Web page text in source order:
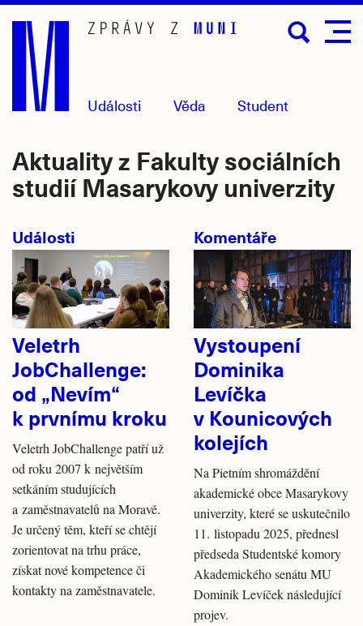
Přejít
hlavní
obsah
Události Věda Student
Aktuality z Fakulty sociálních
studií Masarykovy univerzity
Události
Veletrh
JobChallenge:
od „Nevím“
k prvnímu kroku
Veletrh JobChallenge patří už
od roku 2007 k největším
setkáním studujících
a zaměstnavatelů na Moravě.
Je určený těm, kteří se chtějí
zorientovat na trhu práce,
získat nové kompetence či
kontakty na zaměstnavatele.
Komentáře
Vystoupení
Dominika
Levíčka
v Kounicových
kolejích
Na Pietním shromáždění
akademické obce Masarykovy
univerzity, které se uskutečnilo
11. listopadu 2025, přednesl
předseda Studentské komory
Akademického senátu MU
Dominik Levíček následující
projev.